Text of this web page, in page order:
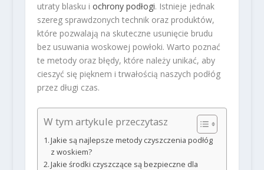
utraty blasku i ochrony podłogi. Istnieje jednak
szereg sprawdzonych technik oraz produktów,
które pozwalają na skuteczne usunięcie brudu
bez usuwania woskowej powłoki. Warto poznać
te metody oraz błędy, które należy unikać, aby
cieszyć się pięknem i trwałością naszych podłóg
przez długi czas.
W tym artykule przeczytasz
Jakie są najlepsze metody czyszczenia podłóg
z woskiem?
Jakie środki czyszczące są bezpieczne dla